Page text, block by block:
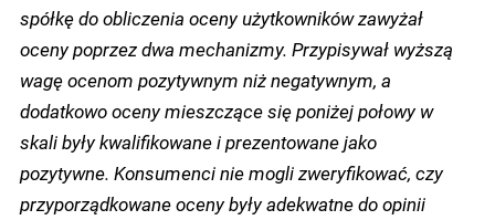
spółkę do obliczenia oceny użytkowników zawyżał
oceny poprzez dwa mechanizmy. Przypisywał wyższą
wagę ocenom pozytywnym niż negatywnym, a
dodatkowo oceny mieszczące się poniżej połowy w
skali były kwalifikowane i prezentowane jako
pozytywne. Konsumenci nie mogli zweryfikować, czy
przyporządkowane oceny były adekwatne do opinii